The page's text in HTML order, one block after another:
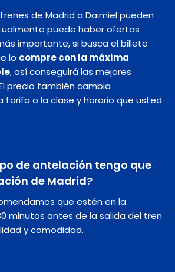
de Madrid a Daimiel pueden
puede haber ofertas
importante, si busca el billete
lo compre con la máxima
, así conseguirá las mejores
precio también cambia
tarifa o la clase y horario que usted
de antelación tengo que
de Madrid?
que estén en la
minutos antes de la salida del tren
y comodidad.